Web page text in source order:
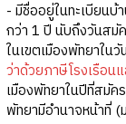
- มีชื่ออยู่ในทะเบียนบ้
กว่า 1 ปี นับถึงวันสมั
ในเขตเมืองพัทยาใน
ว่าด้วยภาษีโรงเรือน
เมืองพัทยาในปีที่สมัค
พัทยามีอำนาจหน้าที่